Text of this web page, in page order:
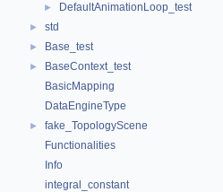
► DefaultAnimationLoop_test
► std
► Base_test
►
BaseContext_test
BasicMapping
DataEngineType
►
fake_TopologyScene
Functionalities
Info
integral_constant